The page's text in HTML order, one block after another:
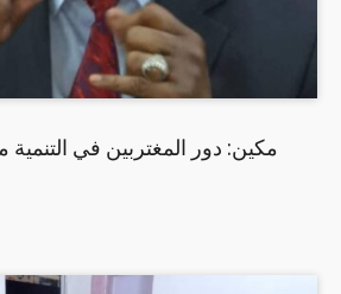
مكين: دور المغتربين في التنمية